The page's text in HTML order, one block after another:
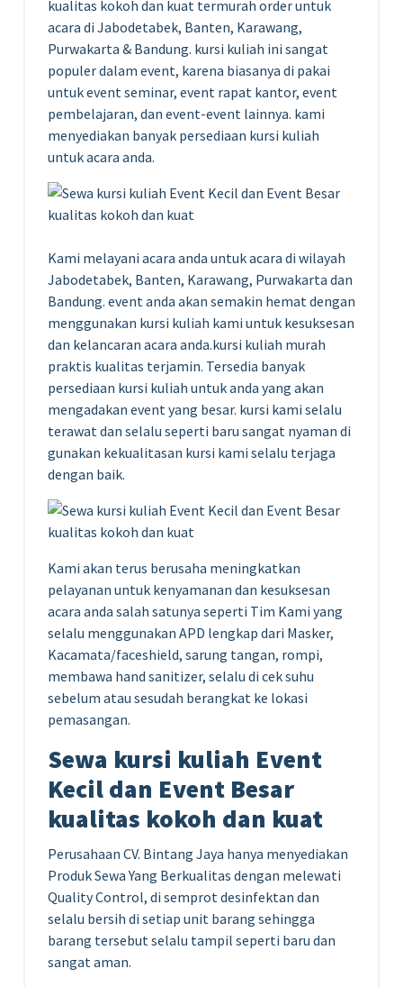
kualitas kokoh dan kuat termurah order untuk
acara di Jabodetabek, Banten, Karawang,
Purwakarta & Bandung. kursi kuliah ini sangat
populer dalam event, karena biasanya di pakai
untuk event seminar, event rapat kantor, event
pembelajaran, dan event-event lainnya. kami
menyediakan banyak persediaan kursi kuliah
untuk acara anda.
Kami melayani acara anda untuk acara di wilayah
Jabodetabek, Banten, Karawang, Purwakarta dan
Bandung. event anda akan semakin hemat dengan
menggunakan kursi kuliah kami untuk kesuksesan
dan kelancaran acara anda.kursi kuliah murah
praktis kualitas terjamin. Tersedia banyak
persediaan kursi kuliah untuk anda yang akan
mengadakan event yang besar. kursi kami selalu
terawat dan selalu seperti baru sangat nyaman di
gunakan kekualitasan kursi kami selalu terjaga
dengan baik.
Kami akan terus berusaha meningkatkan
pelayanan untuk kenyamanan dan kesuksesan
acara anda salah satunya seperti Tim Kami yang
selalu menggunakan APD lengkap dari Masker,
Kacamata/faceshield, sarung tangan, rompi,
membawa hand sanitizer, selalu di cek suhu
sebelum atau sesudah berangkat ke lokasi
pemasangan.
Sewa kursi kuliah Event
Kecil dan Event Besar
kualitas kokoh dan kuat
Perusahaan CV. Bintang Jaya hanya menyediakan
Produk Sewa Yang Berkualitas dengan melewati
Quality Control, di semprot desinfektan dan
selalu bersih di setiap unit barang sehingga
barang tersebut selalu tampil seperti baru dan
sangat aman.